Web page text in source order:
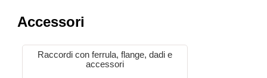
Accessori
Raccordi con ferrula, flange, dadi e
accessori